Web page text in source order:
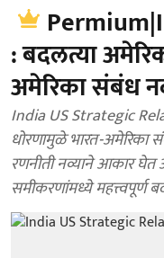
: बदलत्या
अमेरिका संबंध
India US Strategic
धोरणामुळे भारत-अमेरिका
रणनीती नव्याने आकार
समीकरणांमध्ये महत्त्वपूर्ण